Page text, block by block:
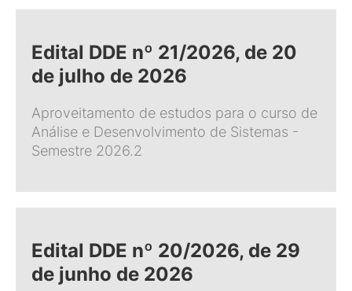
Edital DDE nº 21/2026, de 20
de julho de 2026
Aproveitamento de estudos para o curso de
Análise e Desenvolvimento de Sistemas -
Semestre 2026.2
Edital DDE nº 20/2026, de 29
de junho de 2026